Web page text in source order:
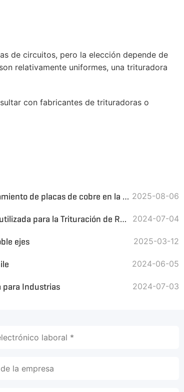
de circuitos, pero la elección depende de
relativamente uniformes, una trituradora
con fabricantes de trituradoras o
Trituradora de doble eje para el procesamiento de placas de cobre en la línea CuO 2025-08-06
Trituradora de Doble Eje GEP ECOTECH: utilizada para la Trituración de Residuos de Cuero para la Recuperación de Energía 2024-07-04
ejes 2025-03-12
2024-06-05
para Industrias 2024-07-03